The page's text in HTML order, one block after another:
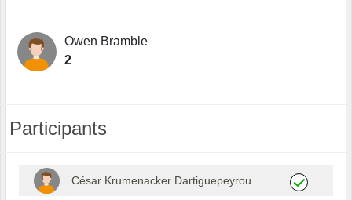
Owen Bramble
2
Participants
César Krumenacker Dartiguepeyrou